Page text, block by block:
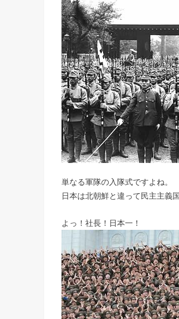
単なる軍隊の入隊式ですよね。
日本は北朝鮮と違って民主主義
よっ！社長！日本一！